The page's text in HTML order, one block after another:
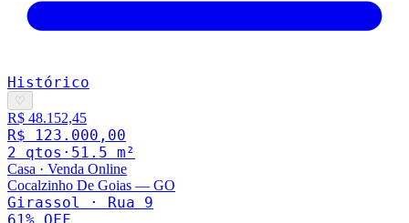
Histórico
♡
R$ 48.152,45
R$ 123.000,00
2 qtos · 51.5 m²
Casa · Venda Online
Cocalzinho De Goias — GO
Girassol · Rua 9